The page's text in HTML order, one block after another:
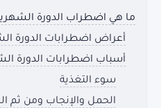
ما هي اضطراب الدورة
أعراض اضطرابات الدورة
أسباب اضطرابات الدورة
سوء التغذية
الحمل والإنجاب ومن ثم